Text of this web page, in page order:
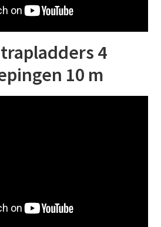
4
10 m